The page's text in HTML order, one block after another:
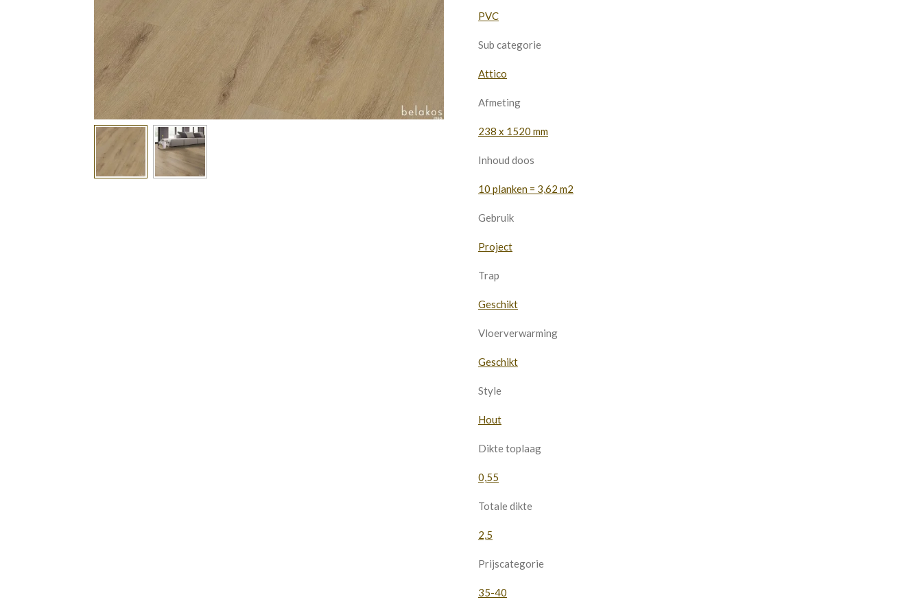
PVC
Sub categorie
Attico
Afmeting
238 x 1520 mm
Inhoud doos
10 planken = 3,62 m2
Gebruik
Project
Trap
Geschikt
Vloerverwarming
Geschikt
Style
Hout
Dikte toplaag
0,55
Totale dikte
2,5
Prijscategorie
35-40